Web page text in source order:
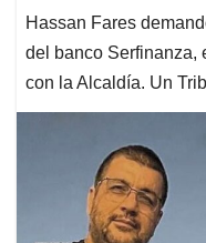
Hassan Fares
del banco Serfinanza,
con la Alcaldía. Un